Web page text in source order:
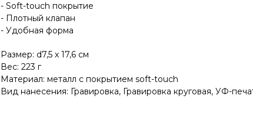
- Soft-touch покрытие
- Плотный клапан
- Удобная форма
Размер: d7,5 х 17,6 см
Вес: 223 г
Материал: металл с покрытием soft-touch
Вид нанесения: Гравировка, Гравировка круговая, УФ-